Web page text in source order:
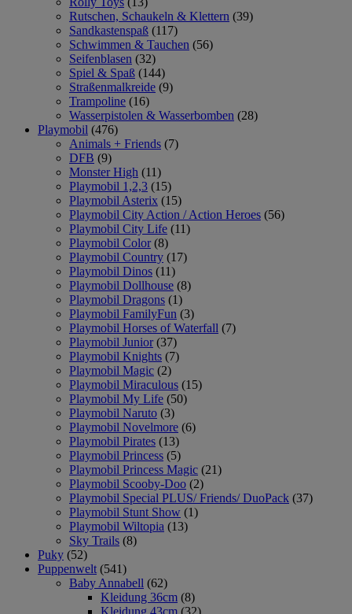
Rutschen, Schaukeln & Klettern (39)
Sandkastenspaß (117)
Schwimmen & Tauchen (56)
Seifenblasen (32)
Spiel & Spaß (144)
Straßenmalkreide (9)
Trampoline (16)
Wasserpistolen & Wasserbomben (28)
Playmobil (476)
Animals + Friends (7)
DFB (9)
Monster High (11)
Playmobil 1,2,3 (15)
Playmobil Asterix (15)
Playmobil City Action / Action Heroes (56)
Playmobil City Life (11)
Playmobil Color (8)
Playmobil Country (17)
Playmobil Dinos (11)
Playmobil Dollhouse (8)
Playmobil Dragons (1)
Playmobil FamilyFun (3)
Playmobil Horses of Waterfall (7)
Playmobil Junior (37)
Playmobil Knights (7)
Playmobil Magic (2)
Playmobil Miraculous (15)
Playmobil My Life (50)
Playmobil Naruto (3)
Playmobil Novelmore (6)
Playmobil Pirates (13)
Playmobil Princess (5)
Playmobil Princess Magic (21)
Playmobil Scooby-Doo (2)
Playmobil Special PLUS/ Friends/ DuoPack (37)
Playmobil Stunt Show (1)
Playmobil Wiltopia (13)
Sky Trails (8)
Puky (52)
Puppenwelt (541)
Baby Annabell (62)
Kleidung 36cm (8)
Kleidung 43cm (32)